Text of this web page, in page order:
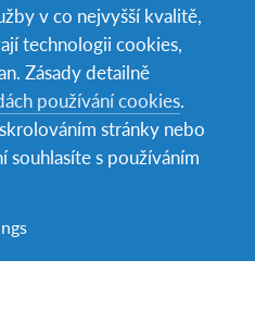
příležitostí projevit svou
nedílnou součástí
chtěli, aby si naši
země přivézt něco
Nikol.
v co nejvyšší kvalitě,
technologii cookies,
Zásady detailně
používání cookies.
stránky nebo
s používáním